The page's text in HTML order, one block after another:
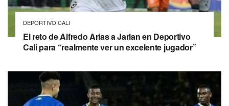
DEPORTIVO CALI
El reto de Alfredo Arias a Jarlan en Deportivo
Cali para “realmente ver un excelente jugador”